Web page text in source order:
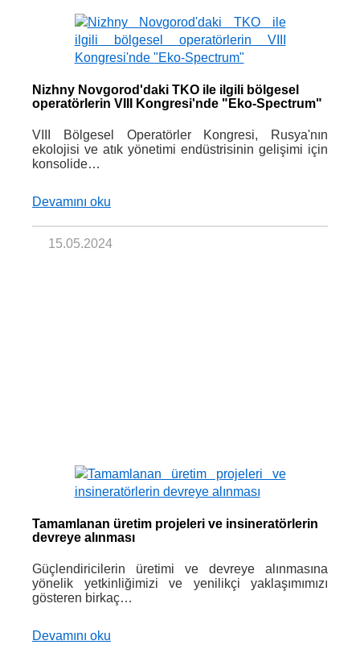
Nizhny Novgorod'daki TKO ile ilgili bölgesel
operatörlerin VIII Kongresi'nde "Eko-Spectrum"
VIII Bölgesel Operatörler Kongresi, Rusya'nın
ekolojisi ve atık yönetimi endüstrisinin gelişimi için
konsolide…
Devamını oku
15.05.2024
Tamamlanan üretim projeleri ve insineratörlerin
devreye alınması
Güçlendiricilerin üretimi ve devreye alınmasına
yönelik yetkinliğimizi ve yenilikçi yaklaşımımızı
gösteren birkaç…
Devamını oku